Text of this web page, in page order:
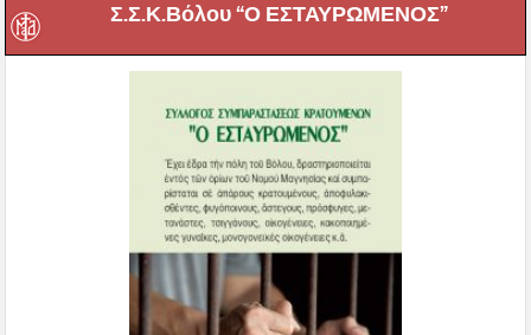
Σ.Σ.Κ.Βόλου “Ο ΕΣΤΑΥΡΩΜΕΝΟΣ”